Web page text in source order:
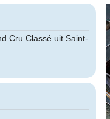
Cru Classé uit Saint-